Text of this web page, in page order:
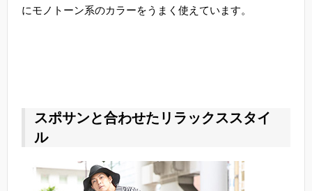
にモノトーン系のカラーをうまく使えています。
スポサンと合わせたリラックススタイ
ル